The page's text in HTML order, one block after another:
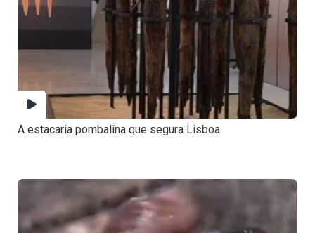
A estacaria pombalina que segura Lisboa